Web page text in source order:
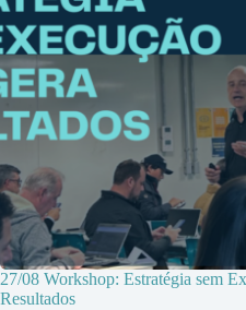
27/08 Workshop: Estratégia sem
Resultados